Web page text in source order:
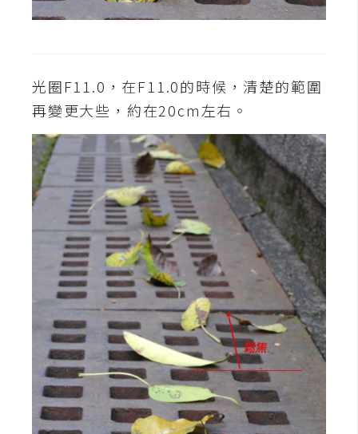
型
M
A
C
開
箱
門
文
章
光圈F11.0，在F11.0的時候，清楚的範圍
再變更大些，約在20cm左右。